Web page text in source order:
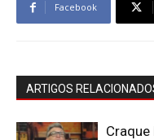
Facebook
ARTIGOS